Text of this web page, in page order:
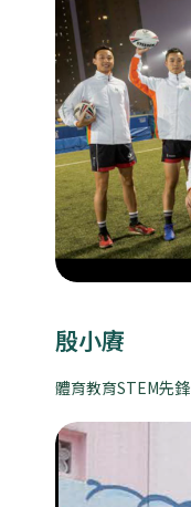
殷小賡
體育教育STEM先鋒